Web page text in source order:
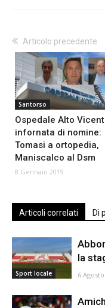
Articolo precedente
Santorso
Ospedale Alto
infornata di nomine:
Tomasi a ortopedia,
Maniscalco al Dsm
8 Gennaio 2019
Articoli correlati Di
Sport locale
la
6